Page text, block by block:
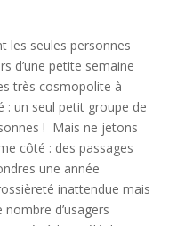
les seules personnes
d’une petite semaine
très cosmopolite à
: un seul petit groupe de
! Mais ne jetons
côté : des passages
une année
inattendue mais
d’usagers